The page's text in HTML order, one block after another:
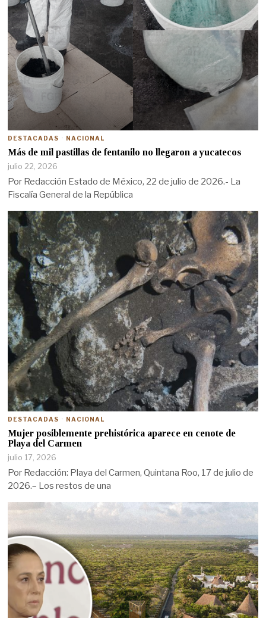
DESTACADAS · NACIONAL
Más de mil pastillas de fentanilo no llegaron a yucatecos
julio 22, 2026
Por Redacción Estado de México, 22 de julio de 2026.- La
Fiscalía General de la República
DESTACADAS · NACIONAL
Mujer posiblemente prehistórica aparece en cenote de
Playa del Carmen
julio 17, 2026
Por Redacción: Playa del Carmen, Quintana Roo, 17 de julio de
2026.– Los restos de una